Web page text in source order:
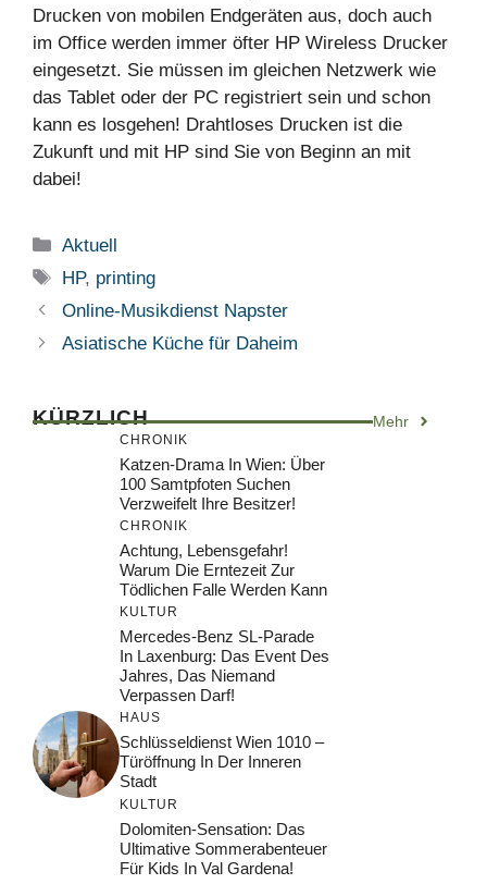
Drucken von mobilen Endgeräten aus, doch auch
im Office werden immer öfter HP Wireless Drucker
eingesetzt. Sie müssen im gleichen Netzwerk wie
das Tablet oder der PC registriert sein und schon
kann es losgehen! Drahtloses Drucken ist die
Zukunft und mit HP sind Sie von Beginn an mit
dabei!
Kategorien
Aktuell
Schlagwörter
HP, printing
Online-Musikdienst Napster
Asiatische Küche für Daheim
KÜRZLICH Mehr
CHRONIK
Katzen-Drama In Wien: Über
100 Samtpfoten Suchen
Verzweifelt Ihre Besitzer!
CHRONIK
Achtung, Lebensgefahr!
Warum Die Erntezeit Zur
Tödlichen Falle Werden Kann
KULTUR
Mercedes-Benz SL-Parade
In Laxenburg: Das Event Des
Jahres, Das Niemand
Verpassen Darf!
HAUS
Schlüsseldienst Wien 1010 –
Türöffnung In Der Inneren
Stadt
KULTUR
Dolomiten-Sensation: Das
Ultimative Sommerabenteuer
Für Kids In Val Gardena!